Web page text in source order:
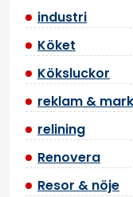
industri
Köket
Köksluckor
reklam &
relining
Renovera
Resor & nöje